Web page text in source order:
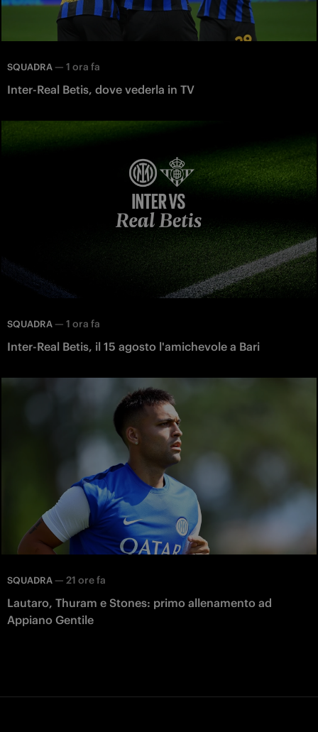
SQUADRA — 1 ora fa
Inter-Real Betis, dove vederla in TV
SQUADRA — 1 ora fa
Inter-Real Betis, il 15 agosto l'amichevole a Bari
SQUADRA — 21 ore fa
Lautaro, Thuram e Stones: primo allenamento ad
Appiano Gentile